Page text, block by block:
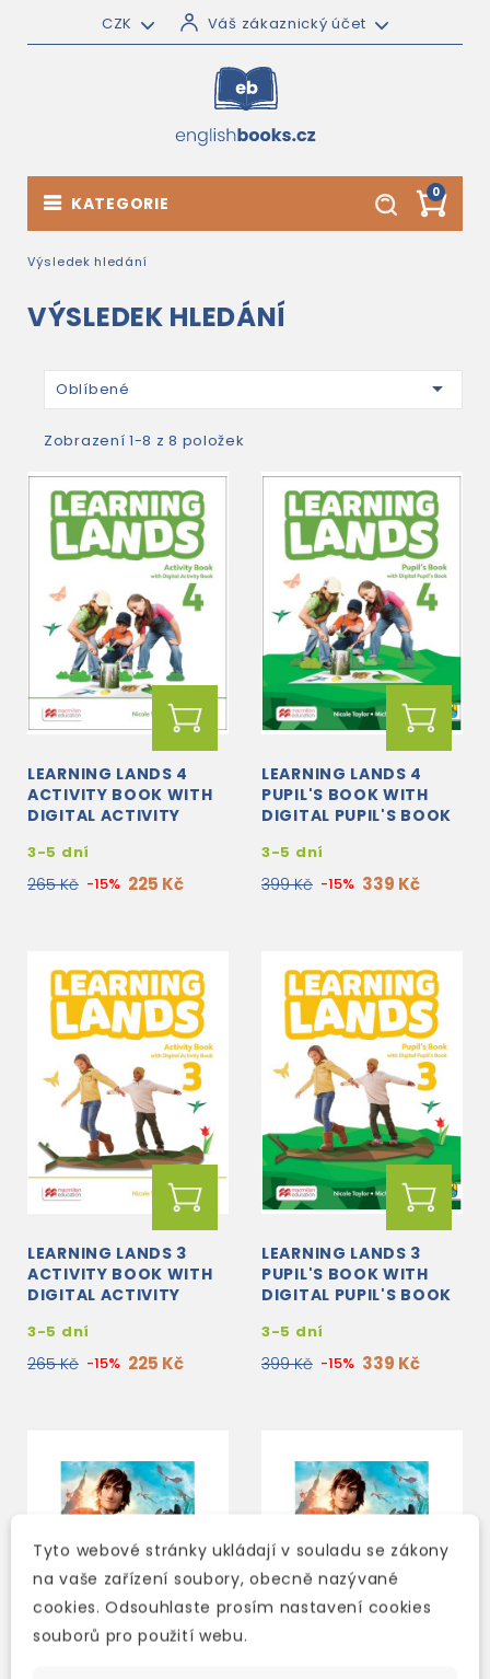
CZK Váš zákaznický účet
0
KATEGORIE
Výsledek hledání
VÝSLEDEK HLEDÁNÍ
Oblíbené 
Zobrazení 1-8 z 8 položek
LEARNING LANDS 4
ACTIVITY BOOK WITH
DIGITAL ACTIVITY
3-5 dní
265 Kč -15% 225 Kč
LEARNING LANDS 4
PUPIL'S BOOK WITH
DIGITAL PUPIL'S BOOK
3-5 dní
399 Kč -15% 339 Kč
LEARNING LANDS 3
ACTIVITY BOOK WITH
DIGITAL ACTIVITY
3-5 dní
265 Kč -15% 225 Kč
LEARNING LANDS 3
PUPIL'S BOOK WITH
DIGITAL PUPIL'S BOOK
3-5 dní
399 Kč -15% 339 Kč
Tyto webové stránky ukládají v souladu se zákony
na vaše zařízení soubory, obecně nazývané
cookies. Odsouhlaste prosím nastavení cookies
souborů pro použití webu.